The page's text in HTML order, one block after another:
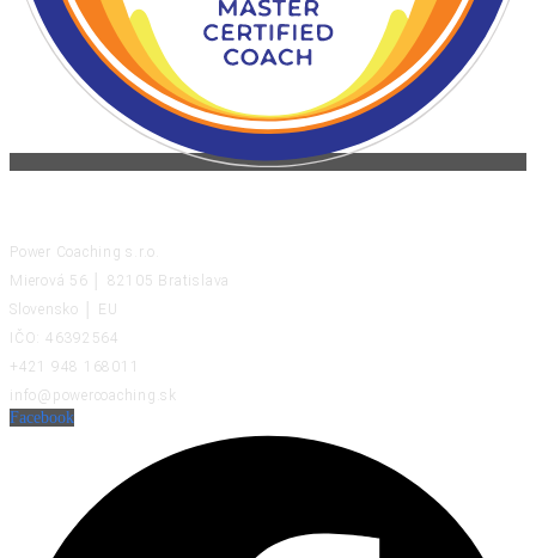
Power Coaching s.r.o.
Mierová 56 │ 82105 Bratislava
Slovensko │ EU
IČO: 46392564
+421 948 168011
info@powercoaching.sk
Facebook